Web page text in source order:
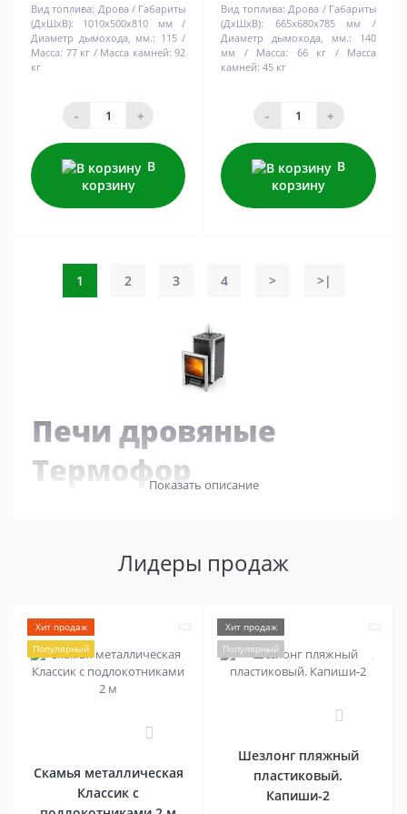
Вид топлива: Дрова
Габариты
(ДхШхВ):
1010х500х810 мм
Диаметр дымохода, мм.: 115
Масса: 77 кг Масса камней: 92
кг
- +
В
корзину
Вид топлива: Дрова
Габариты
(ДхШхВ):
665х680х785 мм
Диаметр дымохода, мм.:
140
мм
Масса: 66 кг
Масса
камней: 45 кг
- +
В
корзину
1 2 3 4 > >|
Печи дровяные
ТермофорПоказать описание
Лидеры продаж
Хит продаж
Популярный
Скамья металлическая
Классик с
Хит продаж
Популярный
Шезлонг пляжный
пластиковый.
Капиши-2